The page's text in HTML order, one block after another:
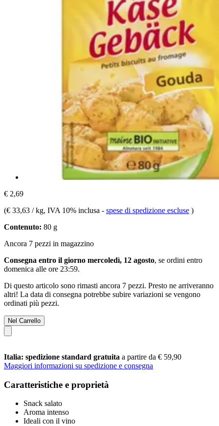
€ 2,69
(€ 33,63 / kg, IVA 10% inclusa - spese di spedizione escluse )
Contenuto: 80 g
Ancora 7 pezzi in magazzino
Consegna entro il giorno mercoledì, 12 agosto, se ordini entro
domenica alle ore 23:59.
Di questo articolo sono rimasti ancora 7 pezzi. Presto ne arriveranno
altri! La data di consegna potrebbe subire variazioni se vengono
ordinati più pezzi.
Nel Carrello
Italia: spedizione standard gratuita a partire da € 59,90
Maggiori informazioni su spedizione e consegna
Caratteristiche e proprietà
Snack salato
Aroma intenso
Ideali con il vino